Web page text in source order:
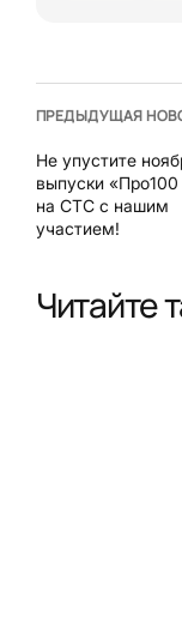
ПРЕДЫДУЩАЯ
Не упустите
выпуски «Про100
на СТС с нашим
участием!
Читайте